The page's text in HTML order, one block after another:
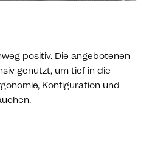
positiv. Die angebotenen
genutzt, um tief in die
Konfiguration und